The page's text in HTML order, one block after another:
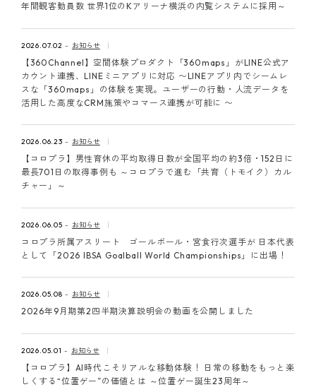
年間観客動員数 世界1位のKアリーナ横浜の内覧システムに採用～
2026.07.02 お知らせ
【360Channel】空間体験プロダクト「360maps」がLINE公式ア
カウント連携、LINEミニアプリに対応 〜LINEアプリ内でシームレ
スな「360maps」の体験を実現。ユーザーの行動・人流データを
活用した高度なCRM施策やコマース連携が可能に 〜
2026.06.23 お知らせ
【コロプラ】男性育休の平均取得日数が全国平均の約3倍・152日に
最長701日の取得事例も ～コロプラで進む「共育（トモイク）カル
チャー」～
2026.06.05 お知らせ
コロプラ所属アスリート ゴールボール・宮食行次選手が 日本代表
として「2026 IBSA Goalball World Championships」に出場！
2026.05.08 お知らせ
2026年9月期第2四半期決算説明会の動画を公開しました
2026.05.01 お知らせ
【コロプラ】AI時代こそリアルな移動体験！ 日常の移動をもっと楽
しくする“位置ゲー”の価値とは ～位置ゲー誕生23周年～